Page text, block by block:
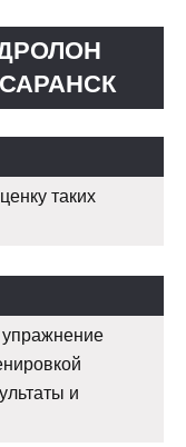
таких
упражнение
и